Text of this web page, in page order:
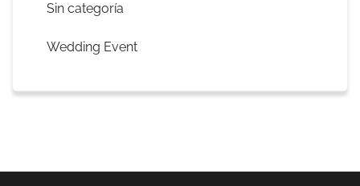
Sin categoría
Wedding Event